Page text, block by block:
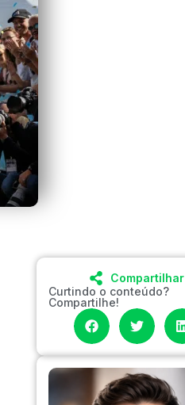
Compartilhar
Curtindo o conteúdo?
Compartilhe!